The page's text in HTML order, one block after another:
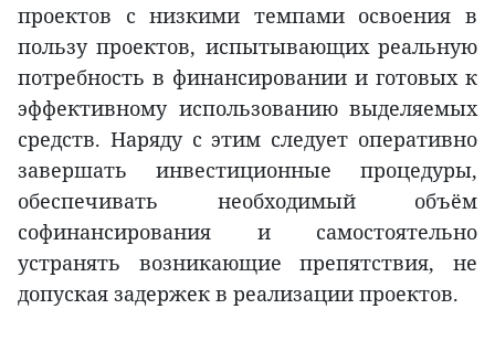
проектов с низкими темпами освоения в
пользу проектов, испытывающих реальную
потребность в финансировании и готовых к
эффективному использованию выделяемых
средств. Наряду с этим следует оперативно
завершать инвестиционные процедуры,
обеспечивать необходимый объём
софинансирования и самостоятельно
устранять возникающие препятствия, не
допуская задержек в реализации проектов.